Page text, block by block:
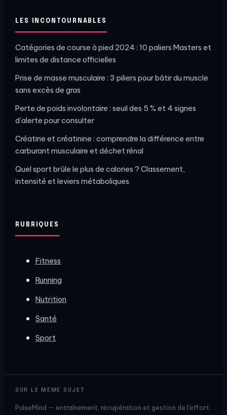
LES INCONTOURNABLES
Catégories de course à pied 2024 : 10 paliers Masters et
limites de distance officielles
Prise de masse musculaire : 3 piliers pour bâtir du muscle
sans excès de gras
Perte de poids involontaire : seuil des 5 % et 4 signes
d'alerte pour consulter
Créatine et créatinine : comprendre la différence entre
carburant musculaire et déchet rénal
Quel sport brûle le plus de calories ? Classement,
intensité et leviers métaboliques
RUBRIQUES
Fitness
Running
Nutrition
Santé
Sport
SUR LE MÊME SUJET
PulseMind — entraînement, récupération et gestion de l'effort.